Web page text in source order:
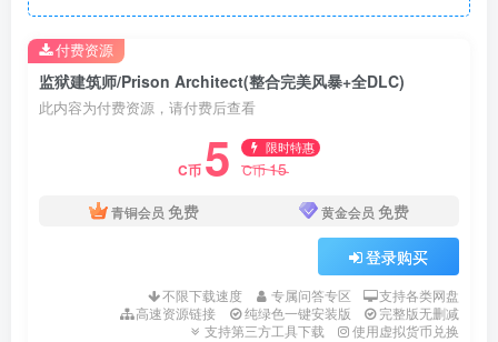
监狱建筑师/Prison Architect(整合完美风暴+全DLC)
此内容为付费资源，请付费后查看
C币 5 限时特惠
C币15
青铜会员 免费 黄金会员 免费
登录购买
不限下载速度 专属问答专区
支持各类网盘
高速资源链接
纯绿色一键安装版
完整版无删减
支持第三方工具下载
使用虚拟货币兑换
付费资源